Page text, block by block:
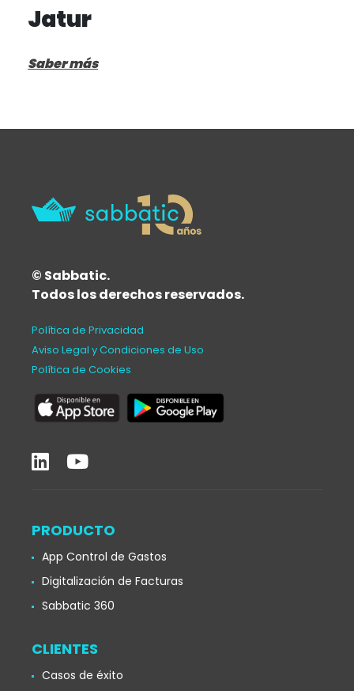
Jatur
Saber más
© Sabbatic.
Todos los derechos reservados.
Política de Privacidad
Aviso Legal y Condiciones de Uso
Política de Cookies
PRODUCTO
App Control de Gastos
Digitalización de Facturas
Sabbatic 360
CLIENTES
Casos de éxito